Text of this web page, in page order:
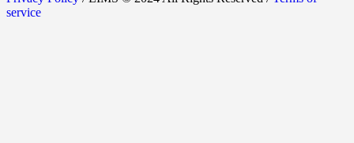
service